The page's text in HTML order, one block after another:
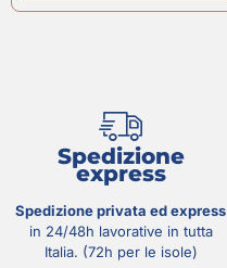
Spedizione
express
Spedizione privata ed express
in 24/48h lavorative in tutta
Italia. (72h per le isole)